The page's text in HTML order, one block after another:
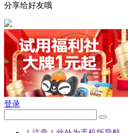
分享给好友哦
登录